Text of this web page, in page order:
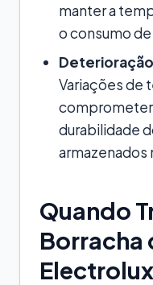
manter a
o consumo
Variações de
comprometer
durabilidade
armazenados
Quando
Borracha